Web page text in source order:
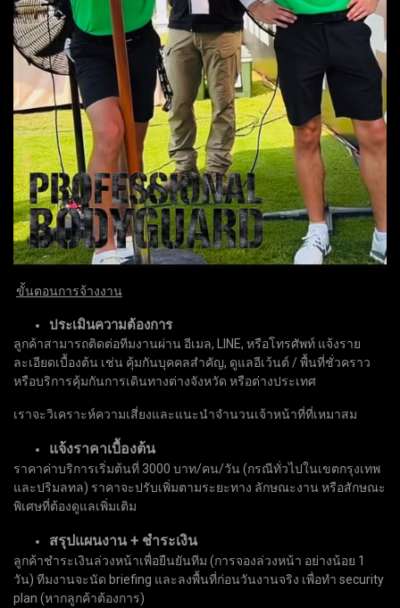
ขั้นตอนการจ้างงาน
ประเมินความต้องการ
ลูกค้าสามารถติดต่อทีมงานผ่าน อีเมล, LINE, หรือโทรศัพท์ แจ้งราย
ละเอียดเบื้องต้น เช่น คุ้มกันบุคคลสำคัญ, ดูแลอีเว้นต์ / พื้นที่ชั่วคราว
หรือบริการคุ้มกันการเดินทางต่างจังหวัด หรือต่างประเทศ
เราจะวิเคราะห์ความเสี่ยงและแนะนำจำนวนเจ้าหน้าที่ที่เหมาสม
แจ้งราคาเบื้องต้น
ราคาค่าบริการเริ่มต้นที่ 3000 บาท/คน/วัน (กรณีทั่วไปในเขตกรุงเทพ
และปริมลทล) ราคาจะปรับเพิ่มตามระยะทาง ลักษณะงาน หรือสักษณะ
พิเศษที่ต้องดูแลเพิ่มเติม
สรุปแผนงาน + ชำระเงิน
ลูกค้าชำระเงินล่วงหน้าเพื่อยืนยันทีม (การจองล่วงหน้า อย่างน้อย 1
วัน) ทีมงานจะนัด briefing และลงพื้นที่ก่อนวันงานจริง เพื่อทำ security
plan (หากลูกค้าต้องการ)